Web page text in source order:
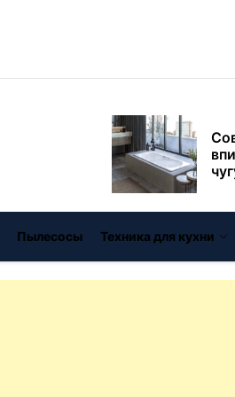
Пылесосы Техника для кухни